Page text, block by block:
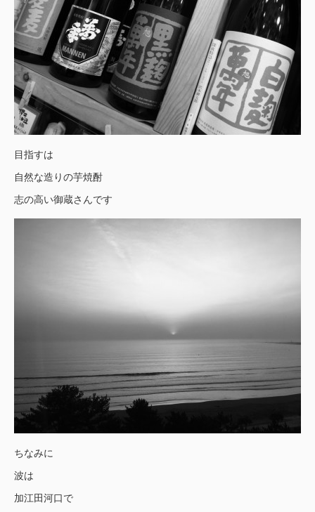
目指すは
自然な造りの芋焼酎
志の高い御蔵さんです
ちなみに
波は
加江田河口で